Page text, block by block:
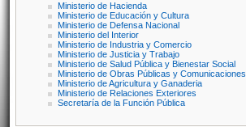
Ministerio de Hacienda
Ministerio de Educación y Cultura
Ministerio de Defensa Nacional
Ministerio del Interior
Ministerio de Industria y Comercio
Ministerio de Justicia y Trabajo
Ministerio de Salud Pública y Bienestar Social
Ministerio de Obras Públicas y Comunicaciones
Ministerio de Agricultura y Ganaderia
Ministerio de Relaciones Exteriores
Secretaría de la Función Pública